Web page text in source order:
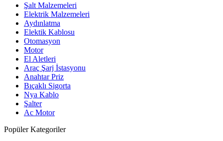
Şalt Malzemeleri
Elektrik Malzemeleri
Aydınlatma
Elektik Kablosu
Otomasyon
Motor
El Aletleri
Araç Şarj İstasyonu
Anahtar Priz
Bıçaklı Sigorta
Nya Kablo
Şalter
Ac Motor
Popüler Kategoriler